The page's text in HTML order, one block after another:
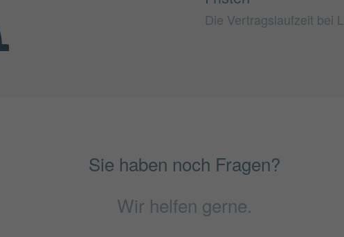
Die Vertragslaufzeit bei
Sie haben noch Fragen?
Wir helfen gerne.